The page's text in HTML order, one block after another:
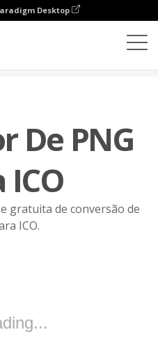
Desktop
De PNG
ICO
gratuita de conversão de
ICO.